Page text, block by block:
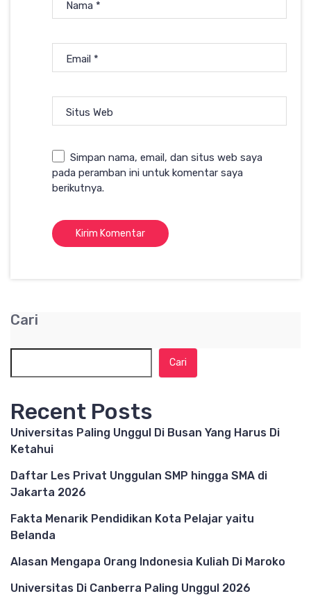
Nama *
Email *
Situs Web
Simpan nama, email, dan situs web saya
pada peramban ini untuk komentar saya
berikutnya.
Cari
Cari
Recent Posts
Universitas Paling Unggul Di Busan Yang Harus Di
Ketahui
Daftar Les Privat Unggulan SMP hingga SMA di
Jakarta 2026
Fakta Menarik Pendidikan Kota Pelajar yaitu
Belanda
Alasan Mengapa Orang Indonesia Kuliah Di Maroko
Universitas Di Canberra Paling Unggul 2026